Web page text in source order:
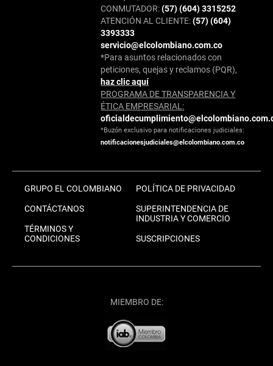
CONMUTADOR:(57) (604) 3315252
ATENCIÓN AL CLIENTE:(57) (604)
3393333
servicio@elcolombiano.com.co
*Para asuntos relacionados con
peticiones, quejas y reclamos (PQR),
haz clic aquí
PROGRAMA DE TRANSPARENCIA Y
ÉTICA EMPRESARIAL:
*Buzón exclusivo para notificaciones judiciales:
notificacionesjudiciales@elcolombiano.com.co
GRUPO EL COLOMBIANO
CONTÁCTANOS
TÉRMINOS Y
CONDICIONES
POLÍTICA DE PRIVACIDAD
SUPERINTENDENCIA DE
INDUSTRIA Y COMERCIO
SUSCRIPCIONES
MIEMBRO DE: